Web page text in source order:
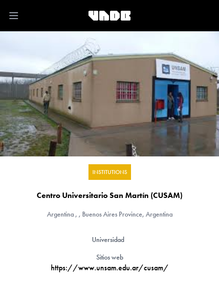
Open main menu
INSTITUTIONS
Centro Universitario San Martín (CUSAM)
Argentina, , Buenos Aires Province, Argentina
Universidad
Sitios web
https://www.unsam.edu.ar/cusam/